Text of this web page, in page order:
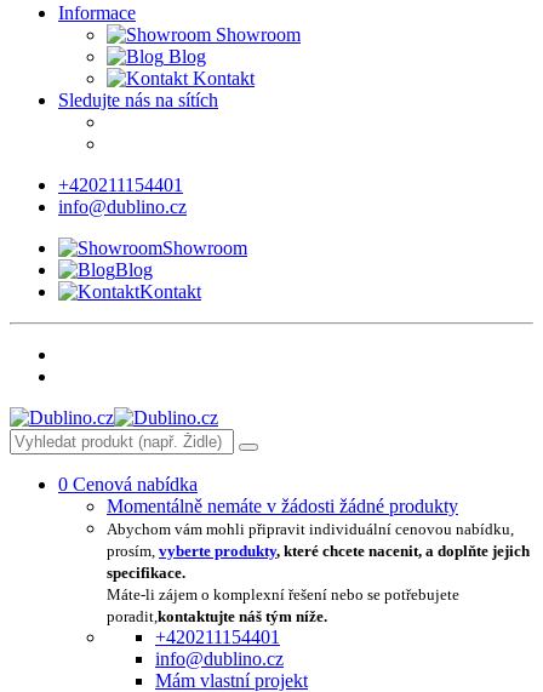
Informace
Showroom
Blog
Kontakt
Sledujte nás na sítích
+420211154401
info@dublino.cz
Showroom
Blog
Kontakt
0 Cenová nabídka
Momentálně nemáte v žádosti žádné produkty
Abychom vám mohli připravit individuální cenovou nabídku,
prosím, vyberte produkty, které chcete nacenit, a doplňte jejich
specifikace.
Máte-li zájem o komplexní řešení nebo se potřebujete
poradit,kontaktujte náš tým níže.
+420211154401
info@dublino.cz
Mám vlastní projekt